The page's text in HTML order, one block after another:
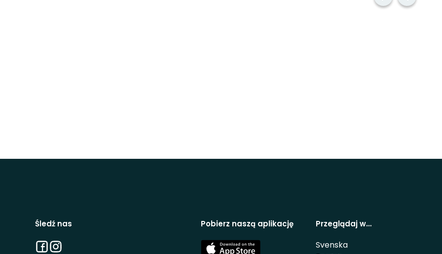
Śledź nas
Facebook
Instagram
Pobierz naszą aplikację
App
Przeglądaj w…
Svenska